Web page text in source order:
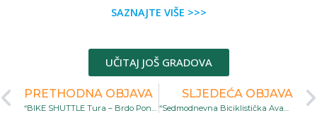
SAZNAJTE VIŠE >>>
UČITAJ JOŠ GRADOVA
PRETHODNA OBJAVA SLJEDEĆA OBJAVA